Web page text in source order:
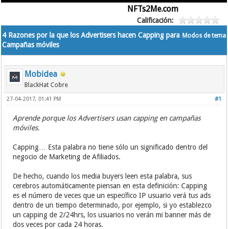
NFTs2Me.com
Calificación:
Modos de tema
4 Razones por la que los Advertisers hacen Capping para
Campañas móviles
Mobidea
BlackHat Cobre
#1
27-04-2017, 01:41 PM
Aprende porque los Advertisers usan capping en campañas
móviles.
Capping… Esta palabra no tiene sólo un significado dentro del
negocio de Marketing de Afiliados.
De hecho, cuando los media buyers leen esta palabra, sus
cerebros automáticamente piensan en esta definición: Capping
es el número de veces que un específico IP usuario verá tus ads
dentro de un tiempo determinado, por ejemplo, si yo establezco
un capping de 2/24hrs, los usuarios no verán mi banner más de
dos veces por cada 24 horas.